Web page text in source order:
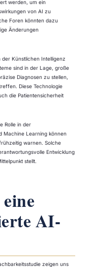
werden, um ein
von AI zu
Foren könnten dazu
Änderungen
Künstlichen Intelligenz
sind in der Lage, große
Diagnosen zu stellen,
Diese Technologie
die Patientensicherheit
Rolle in der
Machine Learning können
warnen. Solche
Entwicklung
stellt.
AI-
zeigen uns